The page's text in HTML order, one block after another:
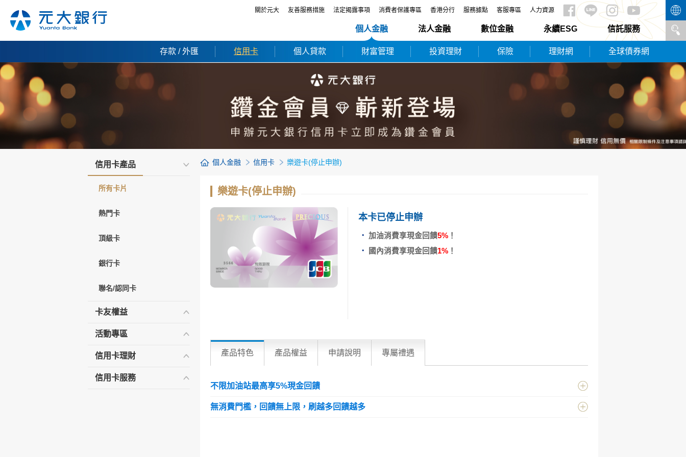
關於元大 友善服務措施 法定揭露事項 消費者保護專區 香港分行 服務據點 客服專區 人力資源
個人金融 法人金融 數位金融 永續ESG 信託服務
存款 / 外匯 信用卡 個人貸款 財富管理 投資理財 保險 理財網 全球債券網
信用卡產品
所有卡片
熱門卡
頂級卡
銀行卡
聯名/認同卡
卡友權益
活動專區
信用卡理財
信用卡服務
個人金融 信用卡 樂遊卡(停止申辦)
樂遊卡(停止申辦)
本卡已停止申辦
加油消費享現金回饋5% ！
國內消費享現金回饋1% ！
產品特色 產品權益 申請說明 專屬禮遇
不限加油站最高享5%現金回饋
無消費門檻，回饋無上限，刷越多回饋越多